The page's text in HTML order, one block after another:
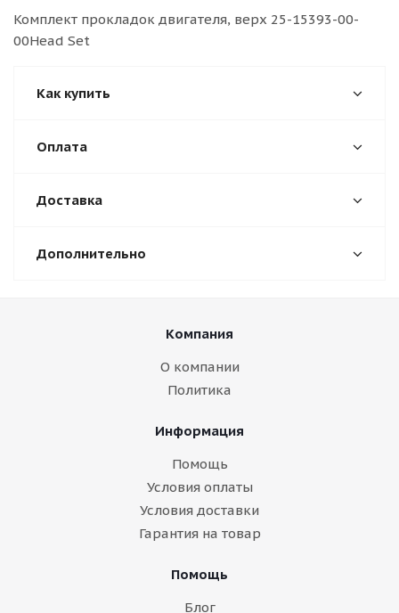
Комплект прокладок двигателя, верх 25-15393-00-
00Head Set
Как купить
Оплата
Доставка
Дополнительно
Компания
О компании
Политика
Информация
Помощь
Условия оплаты
Условия доставки
Гарантия на товар
Помощь
Блог